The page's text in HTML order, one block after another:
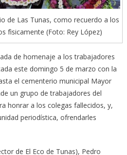
de Las Tunas, como recuerdo a los
fìsicamente (Foto: Rey López)
de homenaje a los trabajadores
este domingo 5 de marzo con la
el cementerio municipal Mayor
un grupo de trabajadores del
honrar a los colegas fallecidos, y,
periodística, ofrendarles
de El Eco de Tunas), Pedro